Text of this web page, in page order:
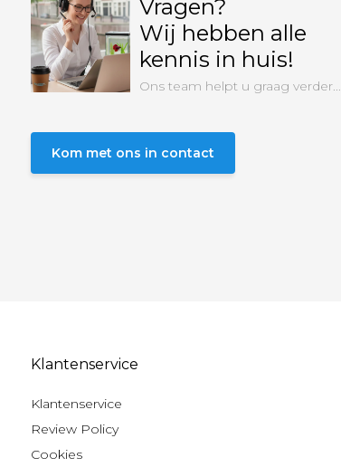
Vragen?
Wij hebben alle
kennis in huis!
Ons team helpt u graag verder...
Kom met ons in contact
Klantenservice
Klantenservice
Review Policy
Cookies